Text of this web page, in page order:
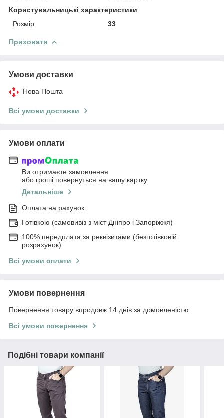
Користувальницькі характеристики
Розмір
33
Приховати
Умови доставки
Нова Пошта
Всі умови доставки
Умови оплати
Ви отримаєте замовлення
або гроші повернуться на вашу картку
Детальніше
Оплата на рахунок
Готівкою (самовивіз з міст Дніпро і Запоріжжя)
100% передплата за реквізитами (безготівковій
розрахунок)
Всі умови оплати
Умови повернення
Повернення товару впродовж 14 днів за домовленістю
Всі умови повернення
Подібні товари компанії